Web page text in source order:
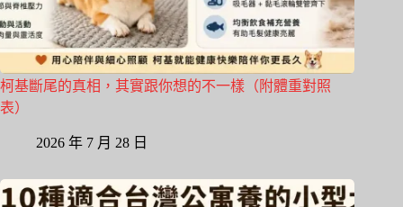
柯基斷尾的真相，其實跟你想的不一樣（附體重對照
表）
2026 年 7 月 28 日